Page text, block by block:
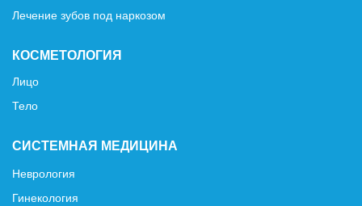
Лечение зубов под наркозом
КОСМЕТОЛОГИЯ
Лицо
Тело
СИСТЕМНАЯ МЕДИЦИНА
Неврология
Гинекология